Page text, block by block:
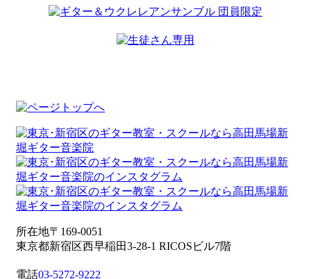
所在地〒169-0051
東京都新宿区西早稲田3-28-1 RICOSビル7階
電話03-5272-9222